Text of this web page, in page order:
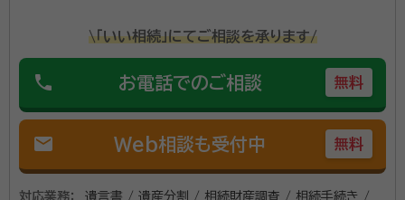
するご相談や公正証書遺言の作成など、真心を込めて
丁寧に対応させていただきます。 京都市西京区を中心
に京都市内や近隣の市町村、大阪府や滋賀県の方も ま
資格等：
\「いい相続」にてご相談を承ります/
phone お電話でのご相談 無料
mail Web相談も受付中 無料
対応業務： 遺言書 / 遺産分割 / 相続財産調査 / 相続手続き /